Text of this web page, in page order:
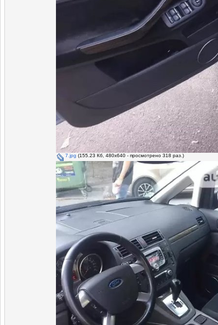
7.jpg (155.23 Кб, 480x640 - просмотрено 318 раз.)